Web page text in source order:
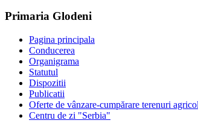
Primaria Glodeni
Pagina principala
Conducerea
Organigrama
Statutul
Dispozitii
Publicatii
Oferte de vânzare-cumpărare terenuri
Centru de zi "Serbia"